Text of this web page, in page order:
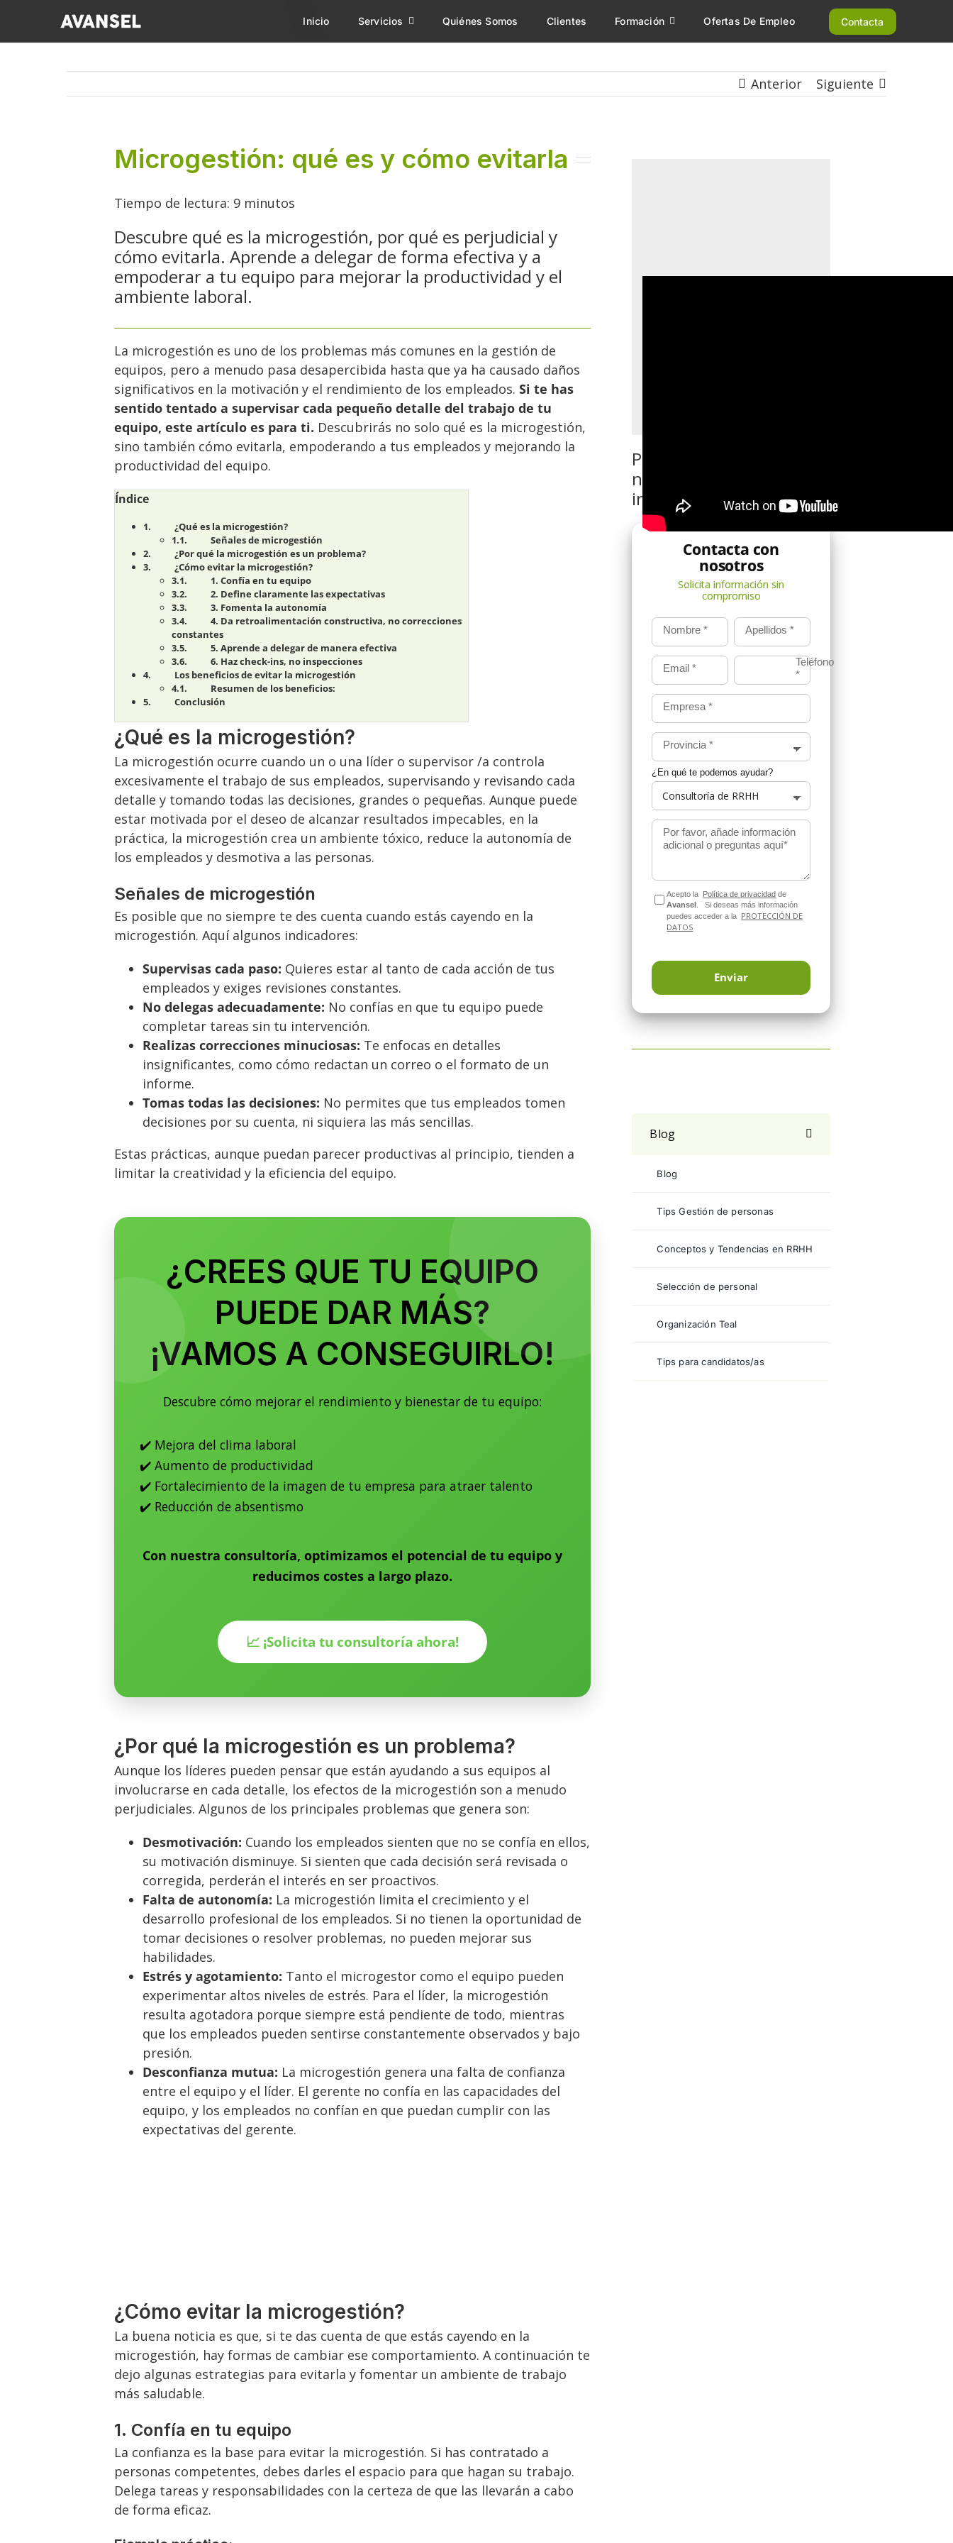
contenido
Inicio Servicios Quiénes Somos Clientes Formación Ofertas De Empleo Contacta
Anterior Siguiente
Microgestión: qué es y cómo evitarla
Tiempo de lectura: 9 minutos
Descubre qué es la microgestión, por qué es perjudicial y
cómo evitarla. Aprende a delegar de forma efectiva y a
empoderar a tu equipo para mejorar la productividad y el
ambiente laboral.
La microgestión es uno de los problemas más comunes en la gestión de
equipos, pero a menudo pasa desapercibida hasta que ya ha causado daños
significativos en la motivación y el rendimiento de los empleados.Si te has
sentido tentado a supervisar cada pequeño detalle del trabajo de tu
equipo, este artículo es para ti. Descubrirás no solo qué es la microgestión,
sino también cómo evitarla, empoderando a tus empleados y mejorando la
productividad del equipo.
Índice
¿Qué es la microgestión?
Señales de microgestión
¿Por qué la microgestión es un problema?
¿Cómo evitar la microgestión?
1. Confía en tu equipo
2. Define claramente las expectativas
3. Fomenta la autonomía
4. Da retroalimentación constructiva, no correcciones
constantes
5. Aprende a delegar de manera efectiva
6. Haz check-ins, no inspecciones
Los beneficios de evitar la microgestión
Resumen de los beneficios:
Conclusión
¿Qué es la microgestión?
La microgestión ocurre cuando un o una líder o supervisor /a controla
excesivamente el trabajo de sus empleados, supervisando y revisando cada
detalle y tomando todas las decisiones, grandes o pequeñas. Aunque puede
estar motivada por el deseo de alcanzar resultados impecables, en la
práctica, la microgestión crea un ambiente tóxico, reduce la autonomía de
los empleados y desmotiva a las personas.
Señales de microgestión
Es posible que no siempre te des cuenta cuando estás cayendo en la
microgestión. Aquí algunos indicadores:
Supervisas cada paso: Quieres estar al tanto de cada acción de tus
empleados y exiges revisiones constantes.
No delegas adecuadamente: No confías en que tu equipo puede
completar tareas sin tu intervención.
Realizas correcciones minuciosas: Te enfocas en detalles
insignificantes, como cómo redactan un correo o el formato de un
informe.
Tomas todas las decisiones: No permites que tus empleados tomen
decisiones por su cuenta, ni siquiera las más sencillas.
Estas prácticas, aunque puedan parecer productivas al principio, tienden a
limitar la creatividad y la eficiencia del equipo.
¿CREES QUE TU EQUIPO
PUEDE DAR MÁS?
¡VAMOS A CONSEGUIRLO!
Descubre cómo mejorar el rendimiento y bienestar de tu equipo:
✔️ Mejora del clima laboral
✔️ Aumento de productividad
✔️ Fortalecimiento de la imagen de tu empresa para atraer talento
✔️ Reducción de absentismo
Con nuestra consultoría, optimizamos el potencial de tu equipo y
reducimos costes a largo plazo.
📈 ¡Solicita tu consultoría ahora!
¿Por qué la microgestión es un problema?
Aunque los líderes pueden pensar que están ayudando a sus equipos al
involucrarse en cada detalle, los efectos de la microgestión son a menudo
perjudiciales. Algunos de los principales problemas que genera son:
Desmotivación: Cuando los empleados sienten que no se confía en ellos,
su motivación disminuye. Si sienten que cada decisión será revisada o
corregida, perderán el interés en ser proactivos.
Falta de autonomía: La microgestión limita el crecimiento y el
desarrollo profesional de los empleados. Si no tienen la oportunidad de
tomar decisiones o resolver problemas, no pueden mejorar sus
habilidades.
Estrés y agotamiento: Tanto el microgestor como el equipo pueden
experimentar altos niveles de estrés. Para el líder, la microgestión
resulta agotadora porque siempre está pendiente de todo, mientras
que los empleados pueden sentirse constantemente observados y bajo
presión.
Desconfianza mutua: La microgestión genera una falta de confianza
entre el equipo y el líder. El gerente no confía en las capacidades del
equipo, y los empleados no confían en que puedan cumplir con las
expectativas del gerente.
¿Cómo evitar la microgestión?
La buena noticia es que, si te das cuenta de que estás cayendo en la
microgestión, hay formas de cambiar ese comportamiento. A continuación te
dejo algunas estrategias para evitarla y fomentar un ambiente de trabajo
más saludable.
1. Confía en tu equipo
La confianza es la base para evitar la microgestión. Si has contratado a
personas competentes, debes darles el espacio para que hagan su trabajo.
Delega tareas y responsabilidades con la certeza de que las llevarán a cabo
de forma eficaz.
Ponte en contacto con
nosotros si quieres más
información
Nombre* Apellidos*
Email*
Teléfono
*
Empresa*
Provincia*
¿En qué te podemos ayudar?
Por favor, añade información
adicional o preguntas aquí*
Acepto la Política de privacidad de
Avansel .Si deseas más información
puedes acceder a la PROTECCIÓN DE
DATOS
Blog
Blog
Tips Gestión de personas
Conceptos y Tendencias en RRHH
Selección de personal
Organización Teal
Tips para candidatos/as